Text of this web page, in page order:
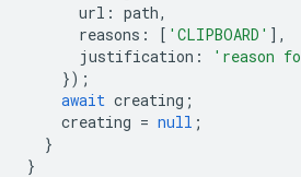
url : path,
reasons : [ 'CLIPBOARD' ],
justification :
'reason
});
await creating ;
creating = null ;
}
}